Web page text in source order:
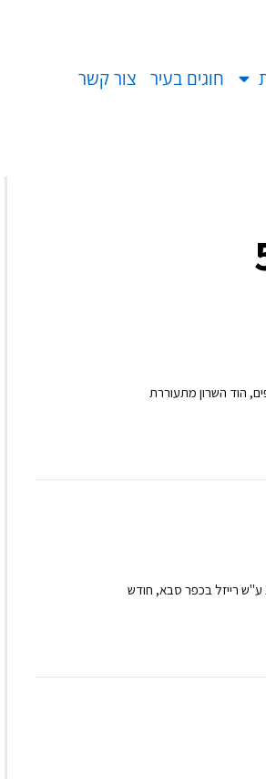
חוגים בעיר צור קשר
רייזל בכפר סבא, חודש